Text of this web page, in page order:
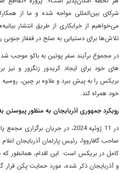
شرکای بین‌المللی مواجه شده و ما از
می‌خواهیم از خرابکاری از طریق انتشار
تلاش‌ها برای دستیابی به صلح در قفقاز
در مجموع برآیند سفر پوتین به باکو موجب شد
های خود برای ایجاد کریدور زنگزور و نیز
بریکس را به پیش ببرد و علاوه بر چین، روسیه
خود همراه کند.
رویکرد جمهوری آذربایجان به منظور پیوستن
در 11 ژوئیه 2024، در جریان
صاحب گافارووا، رئیس پارلمان آذربایجان
کامل در بریکس است. این اقدام، همانطور که
و آذربایجان ذکر شده، مورد حمایت پکن قرار